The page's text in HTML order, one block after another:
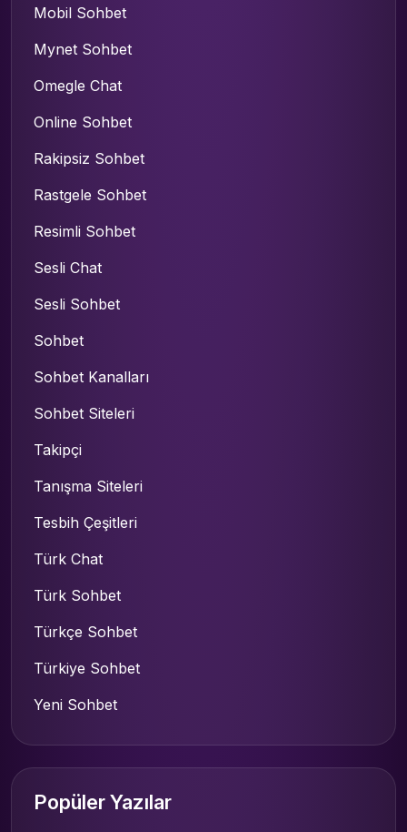
Mobil Sohbet
Mynet Sohbet
Omegle Chat
Online Sohbet
Rakipsiz Sohbet
Rastgele Sohbet
Resimli Sohbet
Sesli Chat
Sesli Sohbet
Sohbet
Sohbet Kanalları
Sohbet Siteleri
Takipçi
Tanışma Siteleri
Tesbih Çeşitleri
Türk Chat
Türk Sohbet
Türkçe Sohbet
Türkiye Sohbet
Yeni Sohbet
Popüler Yazılar